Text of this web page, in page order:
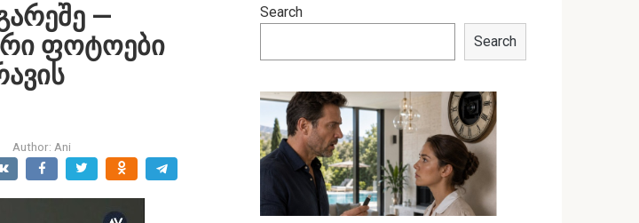
—
ფოტოები
Author: Ani
Search
Search